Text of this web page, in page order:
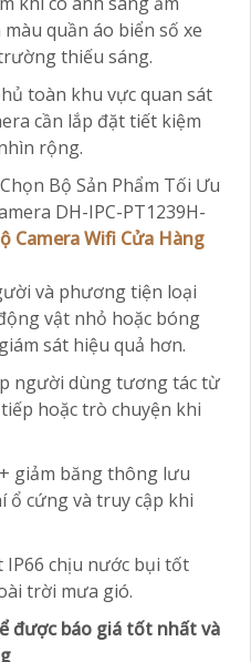
quần áo biển số xe
thiếu sáng.
toàn khu vực quan sát
cần lắp đặt tiết kiệm
rộng.
Bộ Sản Phẩm Tối Ưu
DH-IPC-PT1239H-
Camera Wifi Cửa Hàng
và phương tiện loại
vật nhỏ hoặc bóng
sát hiệu quả hơn.
người dùng tương tác từ
hoặc trò chuyện khi
giảm băng thông lưu
cứng và truy cập khi
chịu nước bụi tốt
trời mưa gió.
được báo giá tốt nhất và